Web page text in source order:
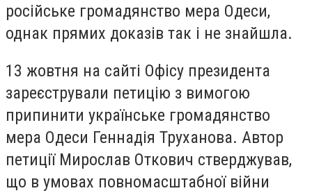
російське громадянство мера Одеси,
однак прямих доказів так і не знайшла.
13 жовтня на сайті Офісу президента
зареєстрували петицію з вимогою
припинити українське громадянство
мера Одеси Геннадія Труханова. Автор
петиції Мирослав Откович стверджував,
що в умовах повномасштабної війни